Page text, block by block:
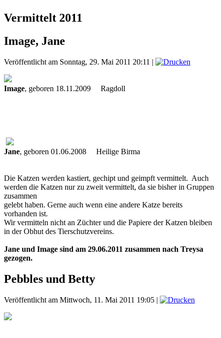
Vermittelt 2011
Image, Jane
Veröffentlicht am Sonntag, 29. Mai 2011 20:11 |
Image, geboren 18.11.2009 Ragdoll
Jane, geboren 01.06.2008 Heilige Birma
Die Katzen werden kastiert, gechipt und geimpft vermittelt. Auch
werden die Katzen nur zu zweit vermittelt, da sie bisher in Gruppen
zusammen
gelebt haben. Gerne auch wenn eine andere Katze bereits
vorhanden ist.
Wir vermitteln nicht an Züchter und die Papiere der Katzen bleiben
in der Obhut des Tierschutzvereins.
Jane und Image sind am 29.06.2011 zusammen nach Treysa
gezogen.
Pebbles und Betty
Veröffentlicht am Mittwoch, 11. Mai 2011 19:05 |